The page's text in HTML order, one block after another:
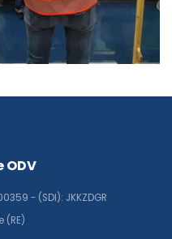
ODV
- (SDI): JKKZDGR
(RE)